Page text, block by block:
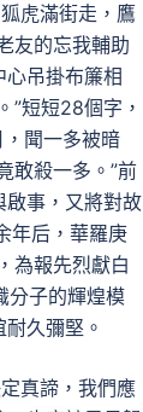
虎滿街走，鷹
友的忘我輔助
吊掛布簾相
”短短28個字，
聞一多被暗
敢殺一多。”前
啟事，又將對故
年后，華羅庚
為報先烈獻白
分子的輝煌模
久彌堅。
真諦，我們應